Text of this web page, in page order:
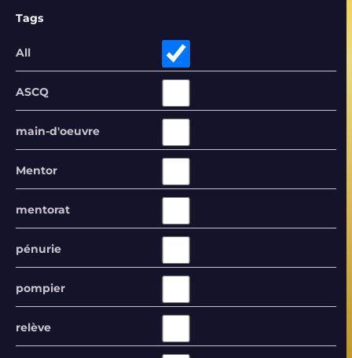
Tags
All
ASCQ
main-d'oeuvre
Mentor
mentorat
pénurie
pompier
relève